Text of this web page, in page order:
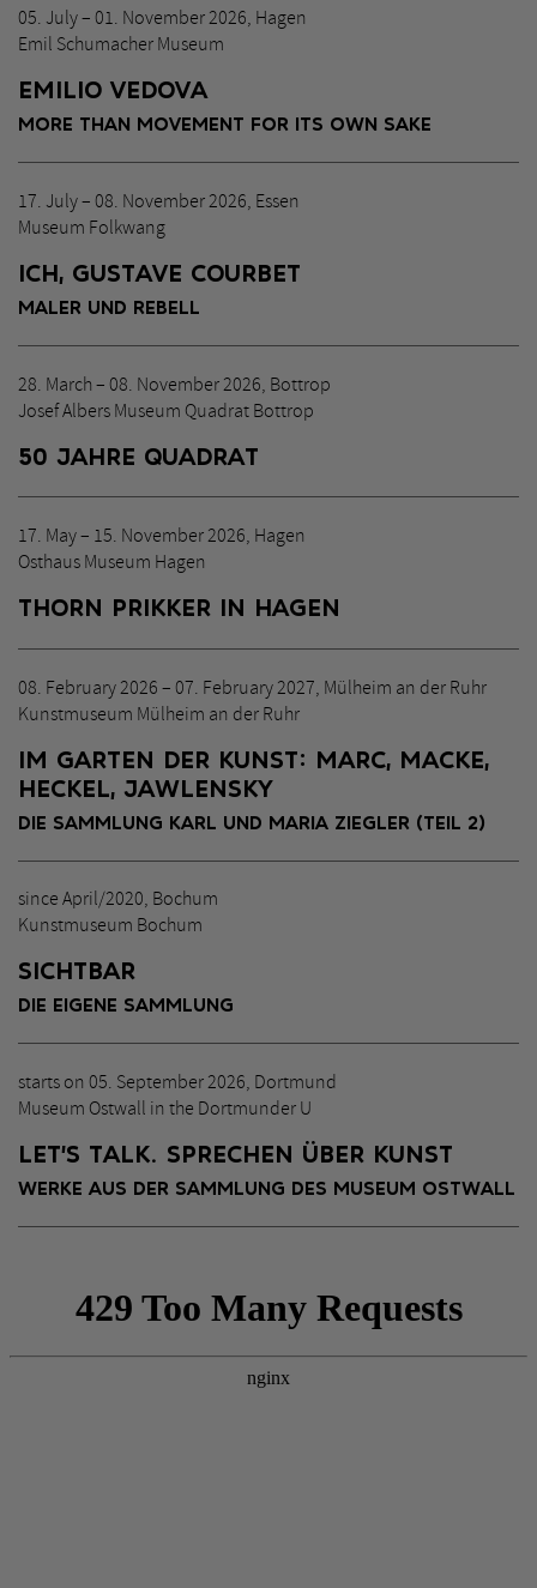
05. July – 01. November 2026, Hagen
Emil Schumacher Museum
EMILIO VEDOVA
MORE THAN MOVEMENT FOR ITS OWN SAKE
17. July – 08. November 2026, Essen
Museum Folkwang
ICH, GUSTAVE COURBET
MALER UND REBELL
28. March – 08. November 2026, Bottrop
Josef Albers Museum Quadrat Bottrop
50 JAHRE QUADRAT
17. May – 15. November 2026, Hagen
Osthaus Museum Hagen
THORN PRIKKER IN HAGEN
08. February 2026 – 07. February 2027, Mülheim an der Ruhr
Kunstmuseum Mülheim an der Ruhr
IM GARTEN DER KUNST: MARC, MACKE,
HECKEL, JAWLENSKY
DIE SAMMLUNG KARL UND MARIA ZIEGLER (TEIL 2)
since April/2020, Bochum
Kunstmuseum Bochum
SICHTBAR
DIE EIGENE SAMMLUNG
starts on 05. September 2026, Dortmund
Museum Ostwall in the Dortmunder U
LET‘S TALK. SPRECHEN ÜBER KUNST
WERKE AUS DER SAMMLUNG DES MUSEUM OSTWALL